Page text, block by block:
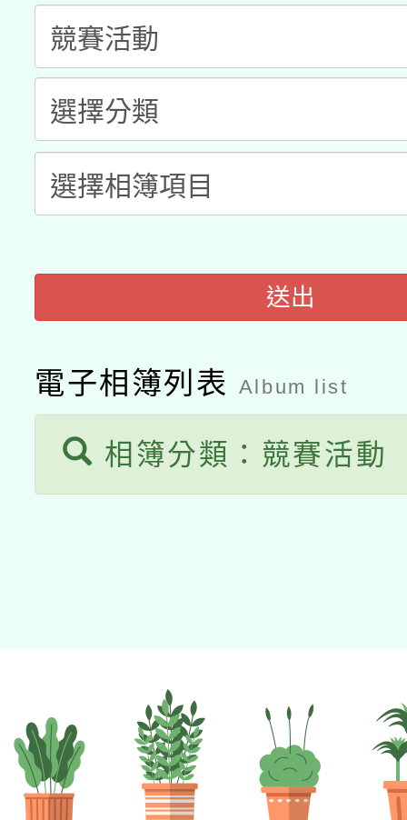
暨閱讀推動專業研習
科技賦能─人工智慧
礎課程
A3數位素養講師名單
「數位內容與教學軟體
pilot」
有關大陸委員會函釋公
薪期間赴陸應申請許可
轉知經濟部水利署委託
用水績優單位及節水達
動」
桃園市孔廟祈福系列
2026年桃園地景藝術
送出
電子相簿列表 Album list
相簿分類：競賽活動